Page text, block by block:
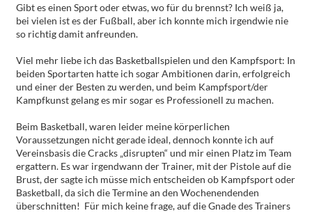
Gibt es einen Sport oder etwas, wo für du brennst? Ich weiß ja,
bei vielen ist es der Fußball, aber ich konnte mich irgendwie nie
so richtig damit anfreunden.
Viel mehr liebe ich das Basketballspielen und den Kampfsport: In
beiden Sportarten hatte ich sogar Ambitionen darin, erfolgreich
und einer der Besten zu werden, und beim Kampfsport/der
Kampfkunst gelang es mir sogar es Professionell zu machen.
Beim Basketball, waren leider meine körperlichen
Voraussetzungen nicht gerade ideal, dennoch konnte ich auf
Vereinsbasis die Cracks „disrupten“ und mir einen Platz im Team
ergattern. Es war irgendwann der Trainer, mit der Pistole auf die
Brust, der sagte ich müsse mich entscheiden ob Kampfsport oder
Basketball, da sich die Termine an den Wochenendenden
überschnitten! Für mich keine frage, auf die Gnade des Trainers